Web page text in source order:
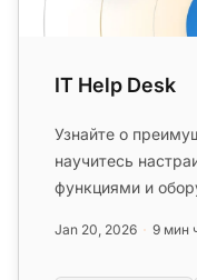
IT Help Desk
Узнайте о
научитесь
функциями и
Улучшайте...
Jan 20, 2026 9 мин